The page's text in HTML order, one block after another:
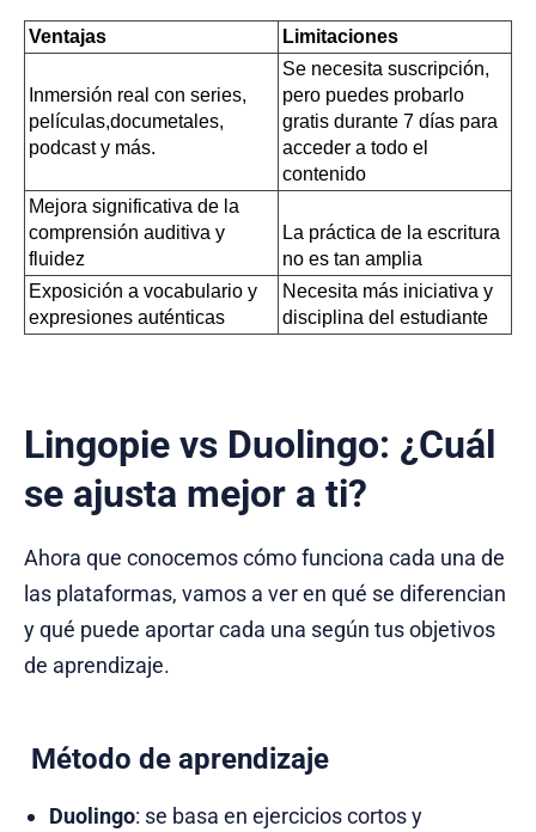
Ventajas Limitaciones
Inmersión real con series,
películas,documetales,
podcast y más.
Se necesita suscripción,
pero puedes probarlo
gratis durante 7 días para
acceder a todo el
contenido
Mejora significativa de la
comprensión auditiva y
fluidez
La práctica de la escritura
no es tan amplia
Exposición a vocabulario y
expresiones auténticas
Necesita más iniciativa y
disciplina del estudiante
Lingopie vs Duolingo: ¿Cuál
se ajusta mejor a ti?
Ahora que conocemos cómo funciona cada una de
las plataformas, vamos a ver en qué se diferencian
y qué puede aportar cada una según tus objetivos
de aprendizaje.
Método de aprendizaje
Duolingo: se basa en ejercicios cortos y